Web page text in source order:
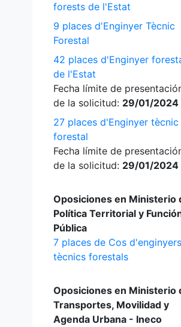
forests de l'Estat
9 places d'Enginyer Tècnic
Forestal
42 places d'Enginyer
de l'Estat
Fecha límite de
de la solicitud: 29/01/2024
27 places d'Enginyer tècnic
forestal
Fecha límite de
de la solicitud: 29/01/2024
Oposiciones en Ministerio
Política Territorial y
Pública
7 places de Cos d'enginyers
tècnics forestals
Oposiciones en Ministerio
Transportes, Movilidad y
Agenda Urbana - Ineco